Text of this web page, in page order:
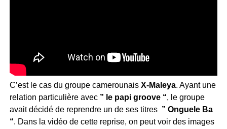
C’est le cas du groupe camerounais X-Maleya. Ayant une
relation particulière avec ” le papi groove “, le groupe
avait décidé de reprendre un de ses titres ” Onguele Ba
“. Dans la vidéo de cette reprise, on peut voir des images